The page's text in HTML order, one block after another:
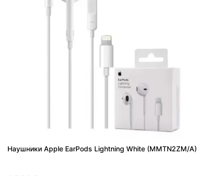
Наушники Apple EarPods Lightning White (MMTN2ZM/A)